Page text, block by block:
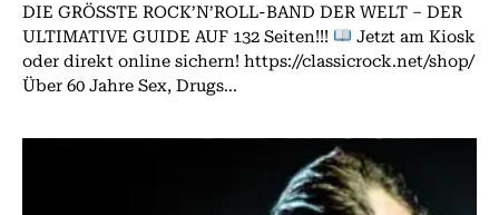
DIE GRÖSSTE ROCK’N’ROLL-BAND DER WELT – DER
ULTIMATIVE GUIDE AUF 132 Seiten!!!
Jetzt am Kiosk
oder direkt online sichern! https://classicrock.net/shop/
Über 60 Jahre Sex, Drugs...